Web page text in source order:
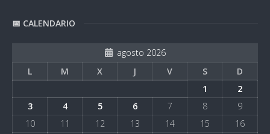
📅 CALENDARIO
agosto 2026
L
M X J V S
D
1
2
3
4 5 6 7 8
9
10
11 12 13 14 15
16